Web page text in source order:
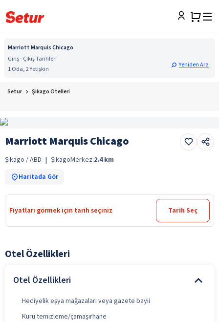
Marriott Marquis Chicago
Giriş - Çıkış Tarihleri
1 Oda, 2 Yetişkin
Yeniden Ara
Setur Şikago Otelleri
Marriott Marquis Chicago
Şikago / ABD | ŞikagoMerkez:2.4 km
Haritada Gör
Fiyatları görmek için tarih seçiniz Tarih Seç
Otel Özellikleri
Otel Özellikleri
Hediyelik eşya mağazaları veya gazete bayii
Kuru temizleme/çamaşırhane